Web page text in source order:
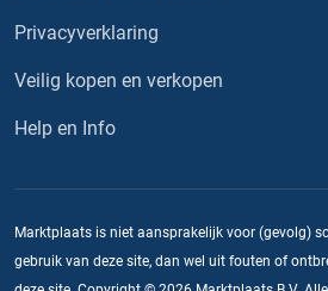
Privacyverklaring
Veilig kopen en verkopen
Help en Info
Marktplaats is niet aansprakelijk voor (gevolg)
gebruik van deze site, dan wel uit fouten of